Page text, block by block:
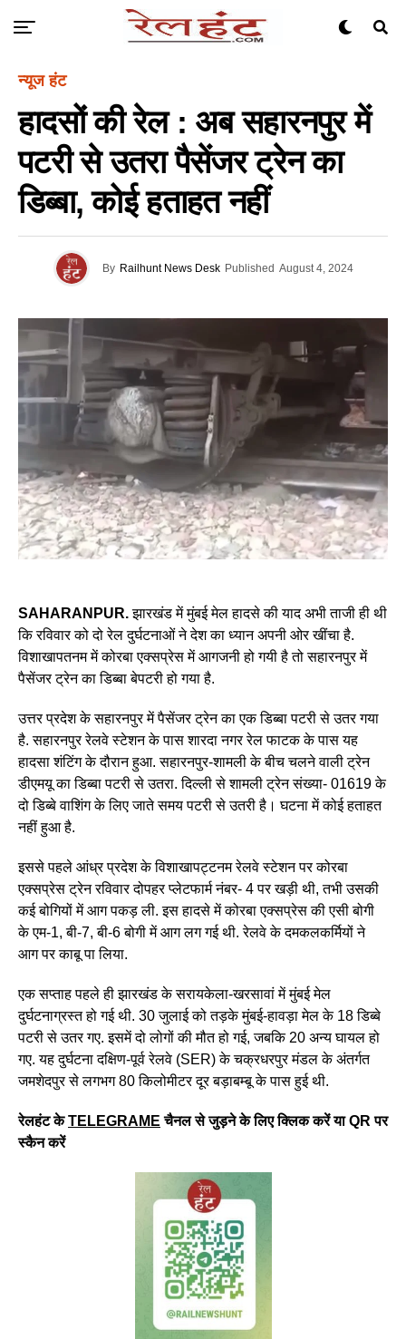
न्यूज हंट
हादसों की रेल : अब सहारनपुर में
पटरी से उतरा पैसेंजर ट्रेन का
डिब्बा, कोई हताहत नहीं
By Railhunt News Desk Published August 4, 2024
SAHARANPUR.झारखंड में मुंबई मेल हादसे की याद अभी ताजी ही थी
कि रविवार को दो रेल दुर्घटनाओं ने देश का ध्यान अपनी ओर खींचा है.
विशाखापतनम में कोरबा एक्सप्रेस में आगजनी हो गयी है तो सहारनपुर में
पैसेंजर ट्रेन का डिब्बा बेपटरी हो गया है.
उत्तर प्रदेश के सहारनपुर में पैसेंजर ट्रेन का एक डिब्बा पटरी से उतर गया
है. सहारनपुर रेलवे स्टेशन के पास शारदा नगर रेल फाटक के पास यह
हादसा शंटिंग के दौरान हुआ. सहारनपुर-शामली के बीच चलने वाली ट्रेन
डीएमयू का डिब्बा पटरी से उतरा. दिल्ली से शामली ट्रेन संख्या- 01619 के
दो डिब्बे वाशिंग के लिए जाते समय पटरी से उतरी है। घटना में कोई हताहत
नहीं हुआ है.
इससे पहले आंध्र प्रदेश के विशाखापट्टनम रेलवे स्टेशन पर कोरबा
एक्सप्रेस ट्रेन रविवार दोपहर प्लेटफार्म नंबर- 4 पर खड़ी थी, तभी उसकी
कई बोगियों में आग पकड़ ली. इस हादसे में कोरबा एक्सप्रेस की एसी बोगी
के एम-1, बी-7, बी-6 बोगी में आग लग गई थी. रेलवे के दमकलकर्मियों ने
आग पर काबू पा लिया.
एक सप्ताह पहले ही झारखंड के सरायकेला-खरसावां में मुंबई मेल
दुर्घटनाग्रस्त हो गई थी. 30 जुलाई को तड़के मुंबई-हावड़ा मेल के 18 डिब्बे
पटरी से उतर गए. इसमें दो लोगों की मौत हो गई, जबकि 20 अन्य घायल हो
गए. यह दुर्घटना दक्षिण-पूर्व रेलवे (SER) के चक्रधरपुर मंडल के अंतर्गत
जमशेदपुर से लगभग 80 किलोमीटर दूर बड़ाबम्बू के पास हुई थी.
रेलहंट केTELEGRAME चैनल से जुड़ने के लिए क्लिक करें या QR पर
स्कैन करें